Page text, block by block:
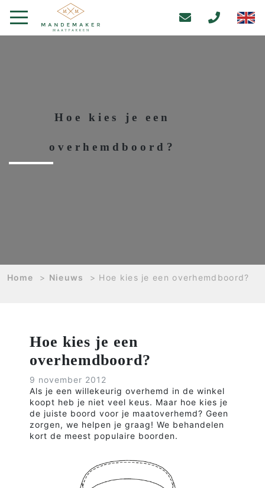
Hoe kies je een
overhemdboord?
Home > Nieuws > Hoe kies je een overhemdboord?
Hoe kies je een
overhemdboord?
9 november 2012
Als je een willekeurig overhemd in de winkel
koopt heb je niet veel keus. Maar hoe kies je
de juiste boord voor je maatoverhemd? Geen
zorgen, we helpen je graag! We behandelen
kort de meest populaire boorden.